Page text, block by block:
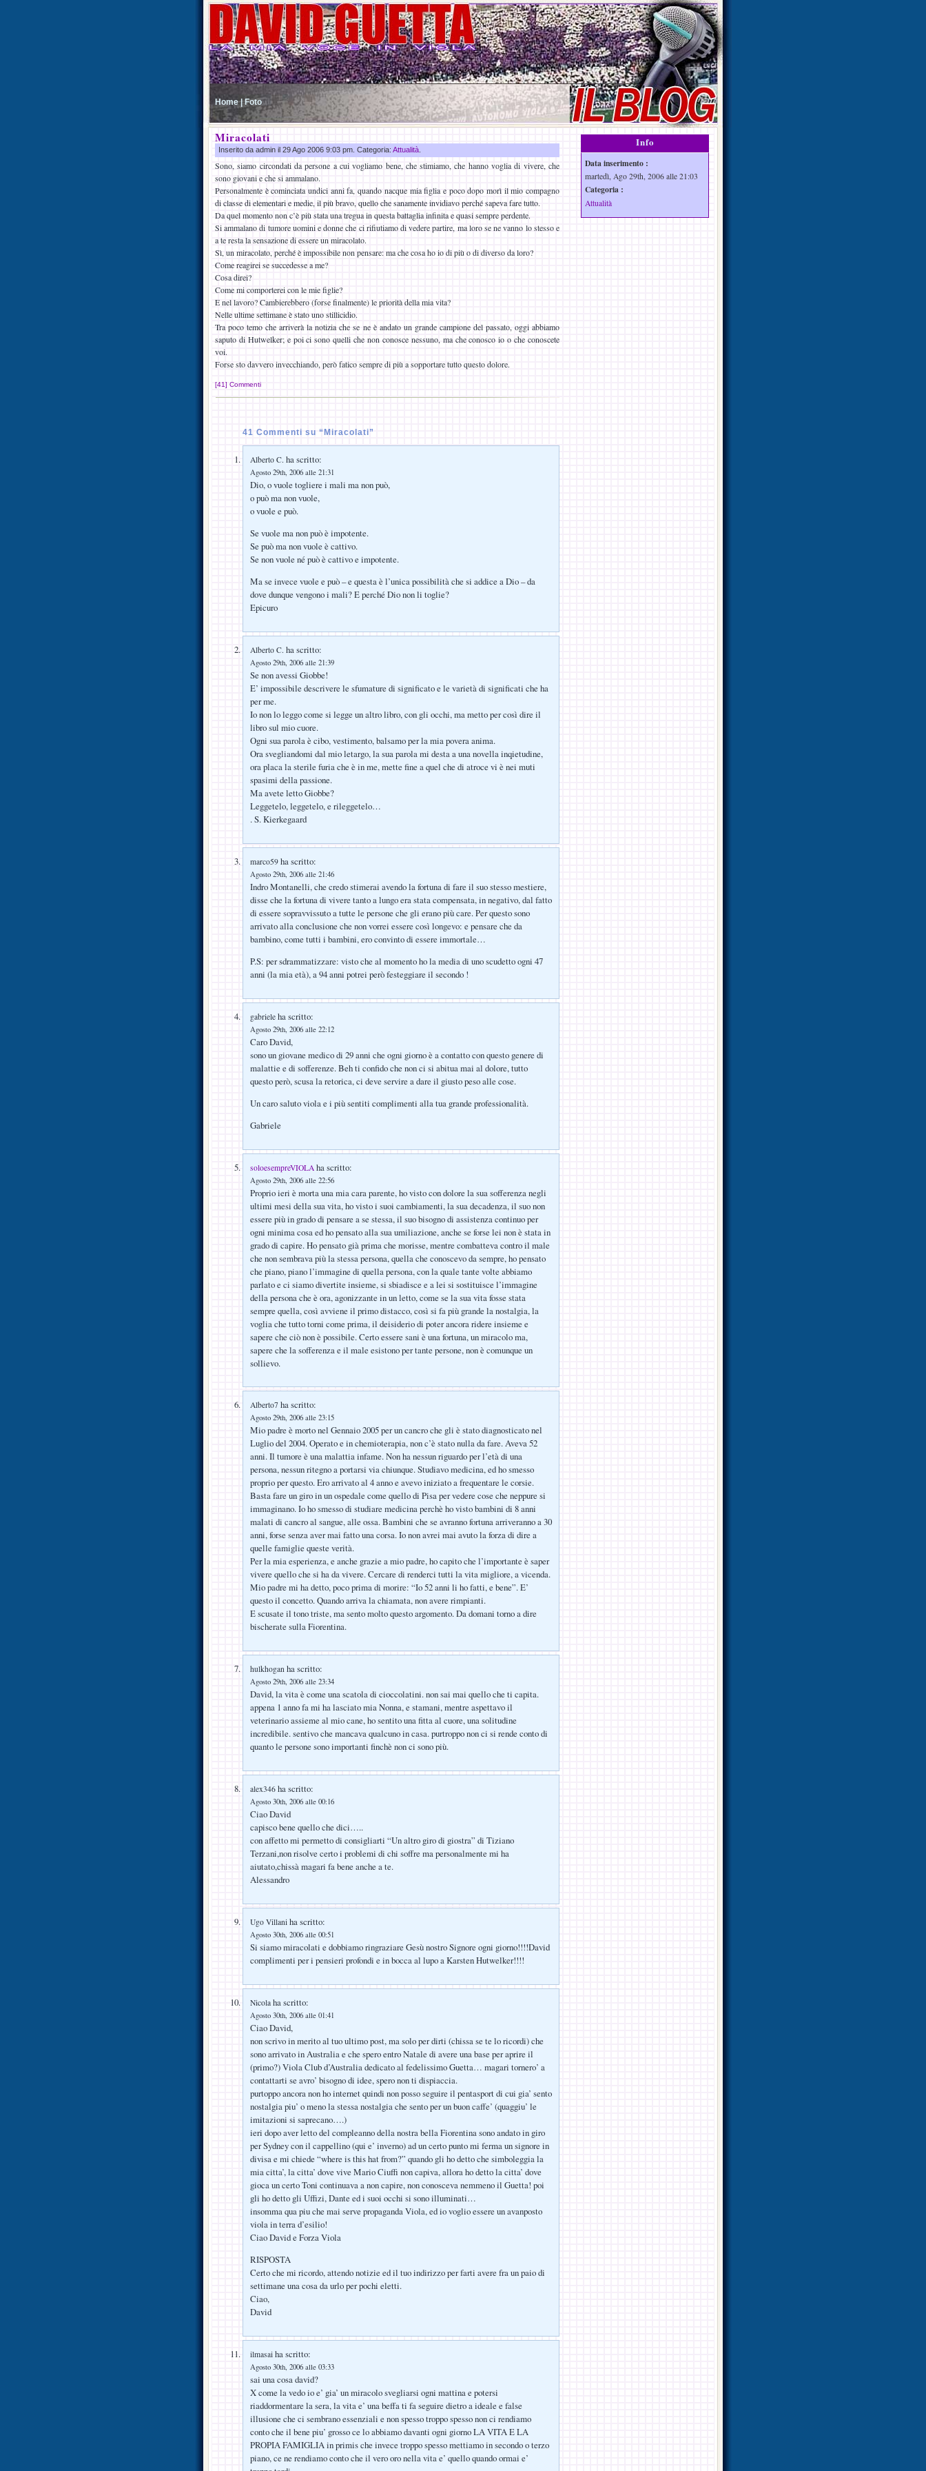
Home | Foto
Miracolati
Inserito da admin il 29 Ago 2006 9:03 pm. Categoria: Attualità
Sono, siamo circondati da persone a cui vogliamo bene, che stimiamo, che hanno voglia di vivere, che
sono giovani e che si ammalano.
Personalmente è cominciata undici anni fa, quando nacque mia figlia e poco dopo morì il mio compagno
di classe di elementari e medie, il più bravo, quello che sanamente invidiavo perché sapeva fare tutto.
Da quel momento non c’è più stata una tregua in questa battaglia infinita e quasi sempre perdente.
Si ammalano di tumore uomini e donne che ci rifiutiamo di vedere partire, ma loro se ne vanno lo stesso e
a te resta la sensazione di essere un miracolato.
Sì, un miracolato, perché è impossibile non pensare: ma che cosa ho io di più o di diverso da loro?
Come reagirei se succedesse a me?
Cosa direi?
Come mi comporterei con le mie figlie?
E nel lavoro? Cambierebbero (forse finalmente) le priorità della mia vita?
Nelle ultime settimane è stato uno stillicidio.
Tra poco temo che arriverà la notizia che se ne è andato un grande campione del passato, oggi abbiamo
saputo di Hutwelker; e poi ci sono quelli che non conosce nessuno, ma che conosco io o che conoscete
voi.
Forse sto davvero invecchiando, però fatico sempre di più a sopportare tutto questo dolore.
[41] Commenti
41 Commenti su “Miracolati”
Alberto C. ha scritto:
Agosto 29th, 2006 alle 21:31
Dio, o vuole togliere i mali ma non può,
o può ma non vuole,
o vuole e può.
Se vuole ma non può è impotente.
Se può ma non vuole è cattivo.
Se non vuole né può è cattivo e impotente.
Ma se invece vuole e può – e questa è l’unica possibilità che si addice a Dio – da
dove dunque vengono i mali? E perché Dio non li toglie?
Epicuro
Alberto C. ha scritto:
Agosto 29th, 2006 alle 21:39
Se non avessi Giobbe!
E’ impossibile descrivere le sfumature di significato e le varietà di significati che ha
per me.
Io non lo leggo come si legge un altro libro, con gli occhi, ma metto per così dire il
libro sul mio cuore.
Ogni sua parola è cibo, vestimento, balsamo per la mia povera anima.
Ora svegliandomi dal mio letargo, la sua parola mi desta a una novella inqietudine,
ora placa la sterile furia che è in me, mette fine a quel che di atroce vi è nei muti
spasimi della passione.
Ma avete letto Giobbe?
Leggetelo, leggetelo, e rileggetelo…
. S. Kierkegaard
marco59 ha scritto:
Agosto 29th, 2006 alle 21:46
Indro Montanelli, che credo stimerai avendo la fortuna di fare il suo stesso mestiere,
disse che la fortuna di vivere tanto a lungo era stata compensata, in negativo, dal fatto
di essere sopravvissuto a tutte le persone che gli erano più care. Per questo sono
arrivato alla conclusione che non vorrei essere così longevo: e pensare che da
bambino, come tutti i bambini, ero convinto di essere immortale…
P.S: per sdrammatizzare: visto che al momento ho la media di uno scudetto ogni 47
anni (la mia età), a 94 anni potrei però festeggiare il secondo !
gabriele ha scritto:
Agosto 29th, 2006 alle 22:12
Caro David,
sono un giovane medico di 29 anni che ogni giorno è a contatto con questo genere di
malattie e di sofferenze. Beh ti confido che non ci si abitua mai al dolore, tutto
questo però, scusa la retorica, ci deve servire a dare il giusto peso alle cose.
Un caro saluto viola e i più sentiti complimenti alla tua grande professionalità.
Gabriele
soloesempreVIOLA ha scritto:
Agosto 29th, 2006 alle 22:56
Proprio ieri è morta una mia cara parente, ho visto con dolore la sua sofferenza negli
ultimi mesi della sua vita, ho visto i suoi cambiamenti, la sua decadenza, il suo non
essere più in grado di pensare a se stessa, il suo bisogno di assistenza continuo per
ogni minima cosa ed ho pensato alla sua umiliazione, anche se forse lei non è stata in
grado di capire. Ho pensato già prima che morisse, mentre combatteva contro il male
che non sembrava più la stessa persona, quella che conoscevo da sempre, ho pensato
che piano, piano l’immagine di quella persona, con la quale tante volte abbiamo
parlato e ci siamo divertite insieme, si sbiadisce e a lei si sostituisce l’immagine
della persona che è ora, agonizzante in un letto, come se la sua vita fosse stata
sempre quella, così avviene il primo distacco, così si fa più grande la nostalgia, la
voglia che tutto torni come prima, il deisiderio di poter ancora ridere insieme e
sapere che ciò non è possibile. Certo essere sani è una fortuna, un miracolo ma,
sapere che la sofferenza e il male esistono per tante persone, non è comunque un
sollievo.
Alberto7 ha scritto:
Agosto 29th, 2006 alle 23:15
Mio padre è morto nel Gennaio 2005 per un cancro che gli è stato diagnosticato nel
Luglio del 2004. Operato e in chemioterapia, non c’è stato nulla da fare. Aveva 52
anni. Il tumore è una malattia infame. Non ha nessun riguardo per l’età di una
persona, nessun ritegno a portarsi via chiunque. Studiavo medicina, ed ho smesso
proprio per questo. Ero arrivato al 4 anno e avevo iniziato a frequentare le corsie.
Basta fare un giro in un ospedale come quello di Pisa per vedere cose che neppure si
immaginano. Io ho smesso di studiare medicina perchè ho visto bambini di 8 anni
malati di cancro al sangue, alle ossa. Bambini che se avranno fortuna arriveranno a 30
anni, forse senza aver mai fatto una corsa. Io non avrei mai avuto la forza di dire a
quelle famiglie queste verità.
Per la mia esperienza, e anche grazie a mio padre, ho capito che l’importante è saper
vivere quello che si ha da vivere. Cercare di renderci tutti la vita migliore, a vicenda.
Mio padre mi ha detto, poco prima di morire: “Io 52 anni li ho fatti, e bene”. E’
questo il concetto. Quando arriva la chiamata, non avere rimpianti.
E scusate il tono triste, ma sento molto questo argomento. Da domani torno a dire
bischerate sulla Fiorentina.
hulkhogan ha scritto:
Agosto 29th, 2006 alle 23:34
David, la vita è come una scatola di cioccolatini. non sai mai quello che ti capita.
appena 1 anno fa mi ha lasciato mia Nonna, e stamani, mentre aspettavo il
veterinario assieme al mio cane, ho sentito una fitta al cuore, una solitudine
incredibile. sentivo che mancava qualcuno in casa. purtroppo non ci si rende conto di
quanto le persone sono importanti finchè non ci sono più.
alex346 ha scritto:
Agosto 30th, 2006 alle 00:16
Ciao David
capisco bene quello che dici…..
con affetto mi permetto di consigliarti “Un altro giro di giostra” di Tiziano
Terzani,non risolve certo i problemi di chi soffre ma personalmente mi ha
aiutato,chissà magari fa bene anche a te.
Alessandro
Ugo Villani ha scritto:
Agosto 30th, 2006 alle 00:51
Si siamo miracolati e dobbiamo ringraziare Gesù nostro Signore ogni giorno!!!!David
complimenti per i pensieri profondi e in bocca al lupo a Karsten Hutwelker!!!!
Nicola ha scritto:
Agosto 30th, 2006 alle 01:41
Ciao David,
non scrivo in merito al tuo ultimo post, ma solo per dirti (chissa se te lo ricordi) che
sono arrivato in Australia e che spero entro Natale di avere una base per aprire il
(primo?) Viola Club d’Australia dedicato al fedelissimo Guetta… magari tornero’ a
contattarti se avro’ bisogno di idee, spero non ti dispiaccia.
purtoppo ancora non ho internet quindi non posso seguire il pentasport di cui gia’ sento
nostalgia piu’ o meno la stessa nostalgia che sento per un buon caffe’ (quaggiu’ le
imitazioni si saprecano….)
ieri dopo aver letto del compleanno della nostra bella Fiorentina sono andato in giro
per Sydney con il cappellino (qui e’ inverno) ad un certo punto mi ferma un signore in
divisa e mi chiede “where is this hat from?” quando gli ho detto che simboleggia la
mia citta’, la citta’ dove vive Mario Ciuffi non capiva, allora ho detto la citta’ dove
gioca un certo Toni continuava a non capire, non conosceva nemmeno il Guetta! poi
gli ho detto gli Uffizi, Dante ed i suoi occhi si sono illuminati…
insomma qua piu che mai serve propaganda Viola, ed io voglio essere un avanposto
viola in terra d’esilio!
Ciao David e Forza Viola
RISPOSTA
Certo che mi ricordo, attendo notizie ed il tuo indirizzo per farti avere fra un paio di
settimane una cosa da urlo per pochi eletti.
Ciao,
David
ilmasai ha scritto:
Agosto 30th, 2006 alle 03:33
sai una cosa david?
X come la vedo io e’ gia’ un miracolo svegliarsi ogni mattina e potersi
riaddormentare la sera, la vita e’ una beffa ti fa seguire dietro a ideale e false
illusione che ci sembrano essenziali e non spesso troppo spesso non ci rendiamo
conto che il bene piu’ grosso ce lo abbiamo davanti ogni giorno LA VITA E LA
PROPIA FAMIGLIA in primis che invece troppo spesso mettiamo in secondo o terzo
piano, ce ne rendiamo conto che il vero oro nella vita e’ quello quando ormai e’
Info
Data inserimento :
martedì, Ago 29th, 2006 alle 21:03
Categoria :
Attualità